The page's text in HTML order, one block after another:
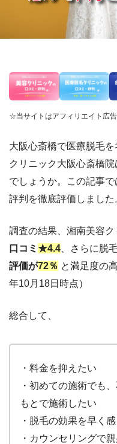
☆当サイトはアフィリエイト広告
大阪心斎橋で医療脱毛
クリニック大阪心斎橋
でしょうか。この記事
評判を徹底評価しました
調査の結果、湘南美容
口コミ ★4.4 、さらに脱
評価が72％ と満足度の
年10月18日時点）
総合して、
・ 料金を抑えたい
・ 初めての施術でも
もとで施術したい
・ 脱毛の効果を早く
・ カウンセリングで